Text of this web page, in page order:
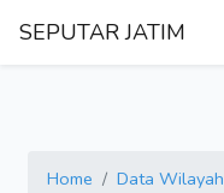
SEPUTAR JATIM
Home Data Wilayah